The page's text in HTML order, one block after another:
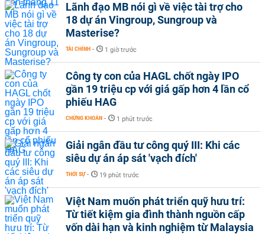
Lãnh đạo MB nói gì về việc tài trợ cho
18 dự án Vingroup, Sungroup và
Masterise?
TÀI CHÍNH - 1 giờ trước
Công ty con của HAGL chốt ngày IPO
gần 19 triệu cp với giá gấp hơn 4 lần cổ
phiếu HAG
CHỨNG KHOÁN - 1 phút trước
Giải ngân đầu tư công quý III: Khi các
siêu dự án áp sát 'vạch đích'
THỜI SỰ - 19 phút trước
Việt Nam muốn phát triển quỹ hưu trí:
Từ tiết kiệm gia đình thành nguồn cấp
vốn dài hạn và kinh nghiệm từ Malaysia